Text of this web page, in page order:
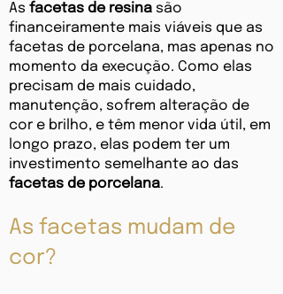
As facetas de resina são
financeiramente mais viáveis que as
facetas de porcelana, mas apenas no
momento da execução. Como elas
precisam de mais cuidado,
manutenção, sofrem alteração de
cor e brilho, e têm menor vida útil, em
longo prazo, elas podem ter um
investimento semelhante ao das
facetas de porcelana.
As facetas mudam de
cor?